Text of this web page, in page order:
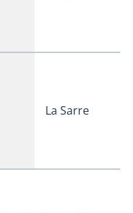
La Sarre